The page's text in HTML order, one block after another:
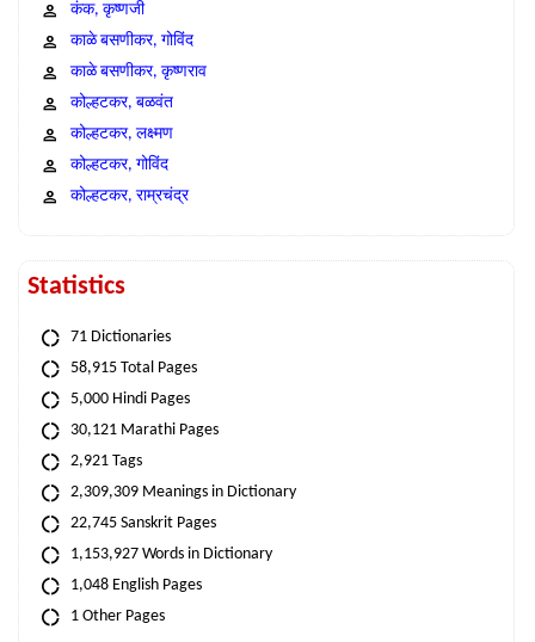
कंक, कृष्णजी
काळे बसणीकर, गोविंद
काळे बसणीकर, कृष्णराव
कोल्हटकर, बळवंत
कोल्हटकर, लक्ष्मण
कोल्हटकर, गोविंद
कोल्हटकर, राम्रचंद्र
Statistics
71 Dictionaries
58,915 Total Pages
5,000 Hindi Pages
30,121 Marathi Pages
2,921 Tags
2,309,309 Meanings in Dictionary
22,745 Sanskrit Pages
1,153,927 Words in Dictionary
1,048 English Pages
1 Other Pages